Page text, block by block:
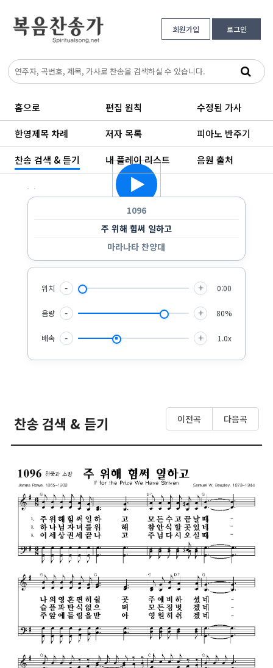
회원가입 로그인
홈으로 편집 원칙 수정된 가사
한영제목 차례 저자 목록 피아노 반주기
찬송 검색 & 듣기 내 플레이 리스트 음원 출처
순서대로 한 번 듣기
순서대로 반복 듣기
랜덤으로 듣기
한 곡만 반복 듣기
1096
주 위해 힘써 일하고
마라나타 찬양대
위치 - + 0:00
음량 - + 80%
배속 - + 1.0x
찬송 검색 & 듣기 이전곡 다음곡